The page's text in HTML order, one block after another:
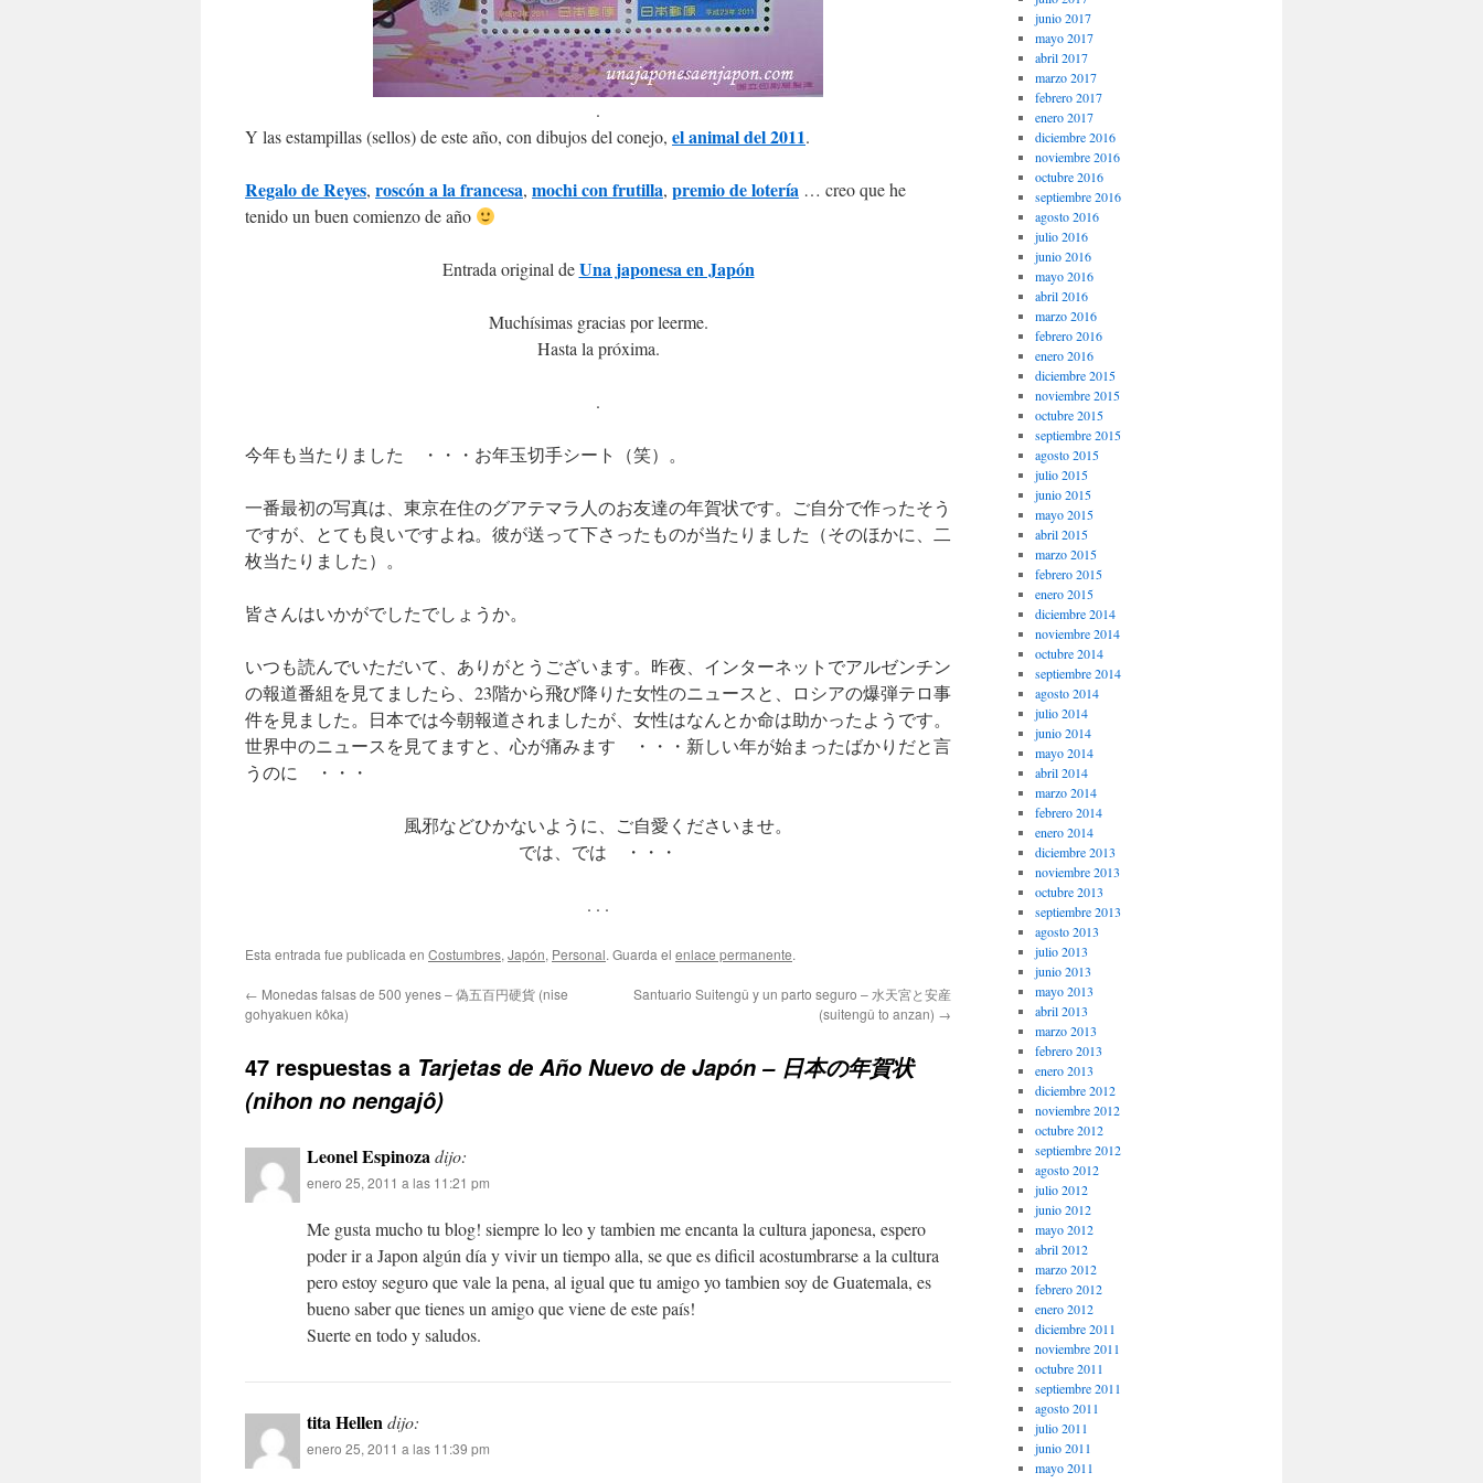
.
Y las estampillas (sellos) de este año, con dibujos del conejo, el animal del 2011.
Regalo de Reyes, roscón a la francesa, mochi con frutilla, premio de lotería … creo que he
tenido un buen comienzo de año
Entrada original deUna japonesa en Japón
Muchísimas gracias por leerme.
Hasta la próxima.
.
今年も当たりました ・・・お年玉切手シート（笑）。
一番最初の写真は、東京在住のグアテマラ人のお友達の年賀状です。ご自分で作ったそう
ですが、とても良いですよね。彼が送って下さったものが当たりました（そのほかに、二
枚当たりました）。
皆さんはいかがでしたでしょうか。
いつも読んでいただいて、ありがとうございます。昨夜、インターネットでアルゼンチン
の報道番組を見てましたら、23階から飛び降りた女性のニュースと、ロシアの爆弾テロ事
件を見ました。日本では今朝報道されましたが、女性はなんとか命は助かったようです。
世界中のニュースを見てますと、心が痛みます ・・・新しい年が始まったばかりだと言
うのに ・・・
風邪などひかないように、ご自愛くださいませ。
では、では ・・・
. . .
Esta entrada fue publicada en Costumbres, Japón, Personal. Guarda el enlace permanente.
← Monedas falsas de 500 yenes – 偽五百円硬貨 (nise
gohyakuen kôka)
Santuario Suitengû y un parto seguro – 水天宮と安産
(suitengû to anzan) →
47 respuestas a Tarjetas de Año Nuevo de Japón – 日本の年賀状
(nihon no nengajô)
Leonel Espinozadijo:
enero 25, 2011 a las 11:21 pm
Me gusta mucho tu blog! siempre lo leo y tambien me encanta la cultura japonesa, espero
poder ir a Japon algún día y vivir un tiempo alla, se que es dificil acostumbrarse a la cultura
pero estoy seguro que vale la pena, al igual que tu amigo yo tambien soy de Guatemala, es
bueno saber que tienes un amigo que viene de este país!
Suerte en todo y saludos.
tita Hellendijo:
enero 25, 2011 a las 11:39 pm
junio 2017
mayo 2017
abril 2017
marzo 2017
febrero 2017
enero 2017
diciembre 2016
noviembre 2016
octubre 2016
septiembre 2016
agosto 2016
julio 2016
junio 2016
mayo 2016
abril 2016
marzo 2016
febrero 2016
enero 2016
diciembre 2015
noviembre 2015
octubre 2015
septiembre 2015
agosto 2015
julio 2015
junio 2015
mayo 2015
abril 2015
marzo 2015
febrero 2015
enero 2015
diciembre 2014
noviembre 2014
octubre 2014
septiembre 2014
agosto 2014
julio 2014
junio 2014
mayo 2014
abril 2014
marzo 2014
febrero 2014
enero 2014
diciembre 2013
noviembre 2013
octubre 2013
septiembre 2013
agosto 2013
julio 2013
junio 2013
mayo 2013
abril 2013
marzo 2013
febrero 2013
enero 2013
diciembre 2012
noviembre 2012
octubre 2012
septiembre 2012
agosto 2012
julio 2012
junio 2012
mayo 2012
abril 2012
marzo 2012
febrero 2012
enero 2012
diciembre 2011
noviembre 2011
octubre 2011
septiembre 2011
agosto 2011
julio 2011
junio 2011
mayo 2011